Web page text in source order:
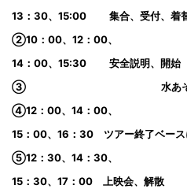
13：30、15:00 集合、受付、着
②10：00、12：00、
14：00、15:30 安全説明、開始
③ 水あそび
④12：00、14：00、
15：00、16：30 ツアー終了ベース
⑤12：30、14：30、
15：30、17：00 上映会、解散